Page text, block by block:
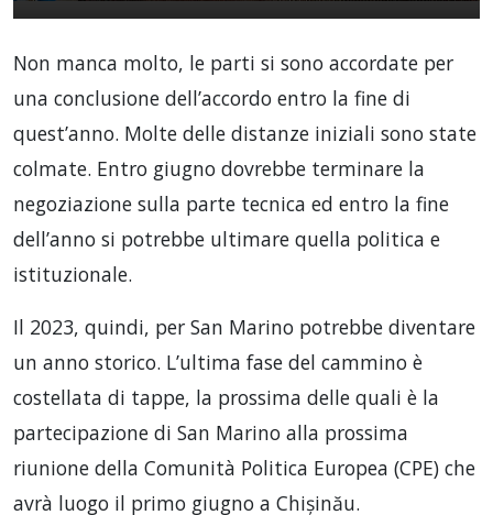
Non manca molto, le parti si sono accordate per
una conclusione dell’accordo entro la fine di
quest’anno. Molte delle distanze iniziali sono state
colmate. Entro giugno dovrebbe terminare la
negoziazione sulla parte tecnica ed entro la fine
dell’anno si potrebbe ultimare quella politica e
istituzionale.
Il 2023, quindi, per San Marino potrebbe diventare
un anno storico. L’ultima fase del cammino è
costellata di tappe, la prossima delle quali è la
partecipazione di San Marino alla prossima
riunione della Comunità Politica Europea (CPE) che
avrà luogo il primo giugno a Chișinău.